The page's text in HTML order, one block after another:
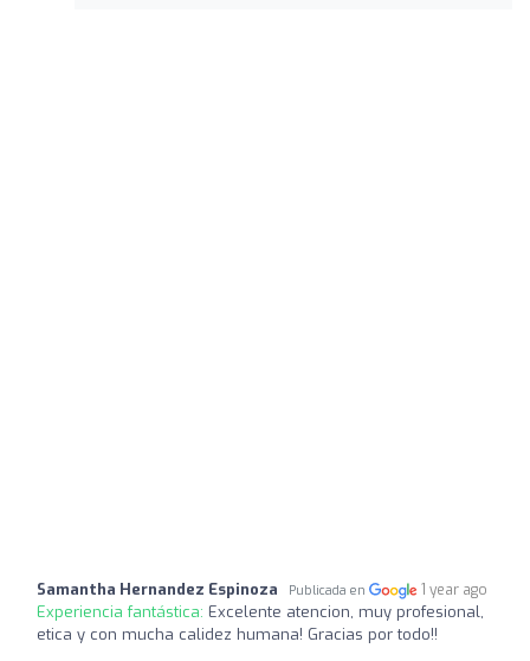
Samantha Hernandez Espinoza Publicada en 1 year ago
Experiencia fantástica: Excelente atencion, muy profesional,
etica y con mucha calidez humana! Gracias por todo!!